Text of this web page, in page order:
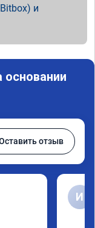
и
основании
отзыв
И